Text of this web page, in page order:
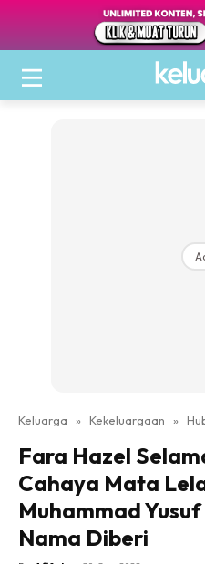
Keluarga » Kekeluargaan »
Fara Hazel
Cahaya Mata
Muhammad
Nama Diberi